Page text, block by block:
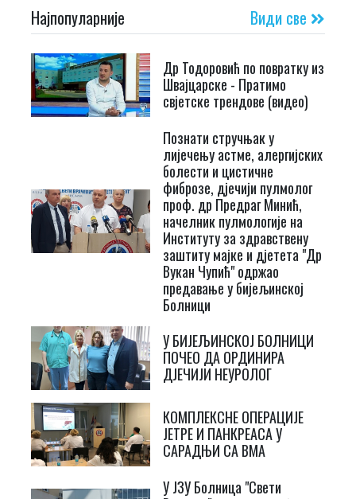
Најпопуларније Види све
Др Тодоровић по повратку из
Швајцарске - Пратимо
свјетске трендове (видео)
Познати стручњак у
лијечењу астме, алергијских
болести и цистичне
фиброзе, дјечији пулмолог
проф. др Предраг Минић,
начелник пулмологије на
Институту за здравствену
заштиту мајке и дјетета "Др
Вукан Чупић" одржао
предавање у бијељинској
Болници
У БИЈЕЉИНСКОЈ БОЛНИЦИ
ПОЧЕО ДА ОРДИНИРА
ДЈЕЧИЈИ НЕУРОЛОГ
КОМПЛЕКСНЕ ОПЕРАЦИЈЕ
ЈЕТРЕ И ПАНКРЕАСА У
САРАДЊИ СА ВМА
У ЈЗУ Болница "Свети